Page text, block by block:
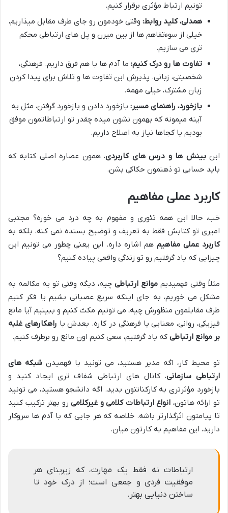
تونیم ارتباط مؤثری برقرار کنیم.
همدلی، کلید روابط: وقتی خودمون رو جای طرف مقابل میذاریم،
خیلی از سوءتفاهم ها از بین میرن و پل های ارتباطی محکم
تری می سازیم.
تفاوت ها رو درک کنیم: ما آدم ها با هم فرق داریم. فرهنگی،
شخصیتی، زبانی. پذیرش این تفاوت ها و تلاش برای پیدا کردن
زبان مشترک، خیلی مهمه.
بازخورد، راهنمای مسیر: بازخورد دادن و بازخورد گرفتن، مثل یه
آینه میمونه که بهمون نشون میده چقدر تو ارتباطاتمون موفق
بودیم یا کجاها نیاز به اصلاح داریم.
اینبینش ها و درس های کاربردی، همون عصاره اصلی کتابه که
باید حسابی تو ذهنمون حکاکی بشن.
کاربرد عملی مفاهیم
خب، حالا این همه تئوری و مفهوم به چه درد می خوره؟ مجتبی
امیری تو کتابش فقط به تعریف و توضیح بسنده نمی کنه، بلکه به
کاربرد عملی مفاهیم هم اشاره داره. این یعنی چطور می تونیم این
چیزایی که یاد گرفتیم رو تو زندگی واقعی پیاده کنیم؟
مثلاً وقتی فهمیدیم موانع ارتباطی چیه، دیگه وقتی تو یه مکالمه به
مشکل می خوریم، به جای اینکه سریع عصبانی بشیم یا فکر کنیم
طرف مقابلمون منظورش چیه، می تونیم مکث کنیم و ببینیم آیا مانع
فیزیکی، روانی، معنایی یا فرهنگی در کاره. بعدش با راهکارهای غلبه
بر موانع ارتباطی که یاد گرفتیم، سعی کنیم اون مانع رو برطرف کنیم.
تو محیط کار، اگه مدیر هستید، می تونید با فهمیدن شبکه های
ارتباطی سازمانی، کانال های ارتباطی شفاف تری ایجاد کنید و
بازخورد مؤثرتری به کارکنانتون بدید. اگه دانشجو هستید، می تونید
تو ارائه هاتون، انواع ارتباطات کلامی و غیرکلامیرو بهتر ترکیب کنید
تا پیامتون اثرگذارتر باشه. خلاصه که هر جایی که با آدم ها سروکار
دارید، این مفاهیم به کارتون میان.
ارتباطات نه فقط یک مهارت، که زیربنای هر
موفقیت فردی و جمعی است؛ از درک خود تا
ساختن دنیایی بهتر.